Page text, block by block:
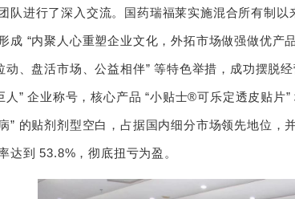
队进行了深入交流。国药瑞福莱实施混合所有制
成 “内聚人心重塑企业文化，外拓市场做强做优产
动、盘活市场、公益相伴” 等特色举措，成功摆脱
人” 企业称号，核心产品 “小贴士®可乐定透皮贴片
” 的贴剂剂型空白，占据国内细分市场领先地位，
达到 53.8%，彻底扭亏为盈。